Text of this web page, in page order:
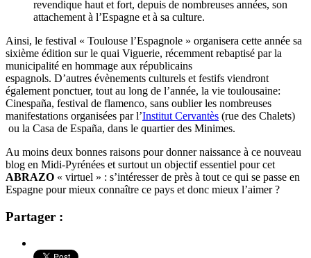
revendique haut et fort, depuis de nombreuses années, son
attachement à l’Espagne et à sa culture.
Ainsi, le festival « Toulouse l’Espagnole » organisera cette année sa
sixième édition sur le quai Viguerie, récemment rebaptisé par la
municipalité en hommage aux républicains
espagnols. D’autres évènements culturels et festifs viendront
également ponctuer, tout au long de l’année, la vie toulousaine:
Cinespaña, festival de flamenco, sans oublier les nombreuses
manifestations organisées par l’Institut Cervantès (rue des Chalets)
ou la Casa de España, dans le quartier des Minimes.
Au moins deux bonnes raisons pour donner naissance à ce nouveau
blog en Midi-Pyrénées et surtout un objectif essentiel pour cet
ABRAZO « virtuel » : s’intéresser de près à tout ce qui se passe en
Espagne pour mieux connaître ce pays et donc mieux l’aimer ?
Partager :